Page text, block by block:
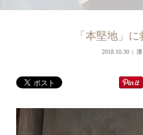
「本堅地」
2018.10.30 漆